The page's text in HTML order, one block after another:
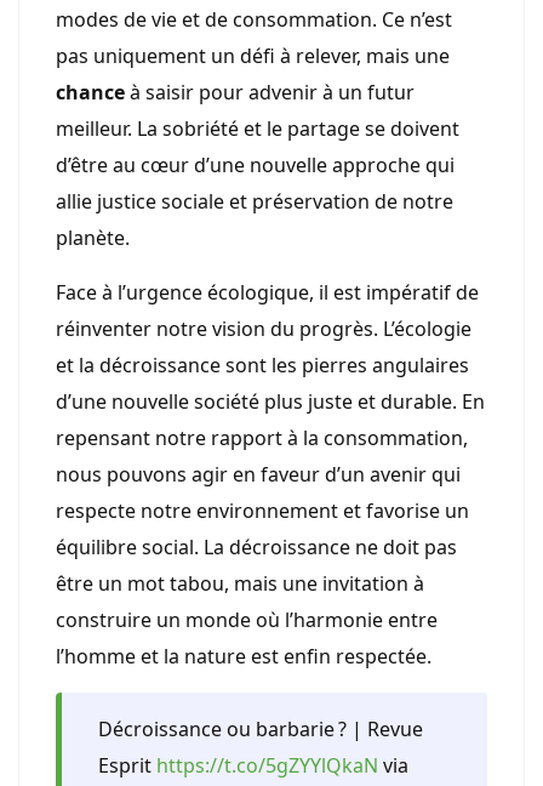
modes de vie et de consommation. Ce n’est
pas uniquement un défi à relever, mais une
chanceà saisir pour advenir à un futur
meilleur. La sobriété et le partage se doivent
d’être au cœur d’une nouvelle approche qui
allie justice sociale et préservation de notre
planète.
Face à l’urgence écologique, il est impératif de
réinventer notre vision du progrès. L’écologie
et la décroissance sont les pierres angulaires
d’une nouvelle société plus juste et durable. En
repensant notre rapport à la consommation,
nous pouvons agir en faveur d’un avenir qui
respecte notre environnement et favorise un
équilibre social. La décroissance ne doit pas
être un mot tabou, mais une invitation à
construire un monde où l’harmonie entre
l’homme et la nature est enfin respectée.
Décroissance ou barbarie ? | Revue
Esprit https://t.co/5gZYYlQkaN via